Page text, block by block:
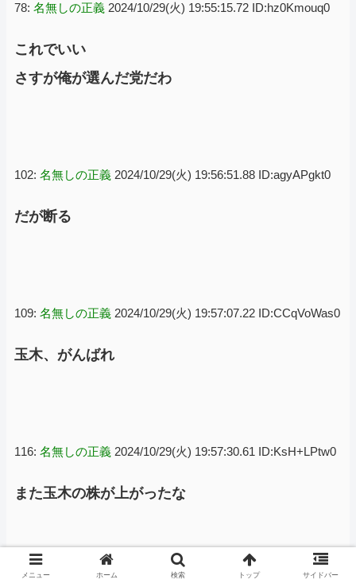
78: 名無しの正義 2024/10/29(火) 19:55:15.72 ID:hz0Kmouq0
これでいい
さすが俺が選んだ党だわ
102: 名無しの正義 2024/10/29(火) 19:56:51.88 ID:agyAPgkt0
だが断る
109: 名無しの正義 2024/10/29(火) 19:57:07.22 ID:CCqVoWas0
玉木、がんばれ
116: 名無しの正義 2024/10/29(火) 19:57:30.61 ID:KsH+LPtw0
また玉木の株が上がったな
メニュー ホーム 検索 トップ サイドバー